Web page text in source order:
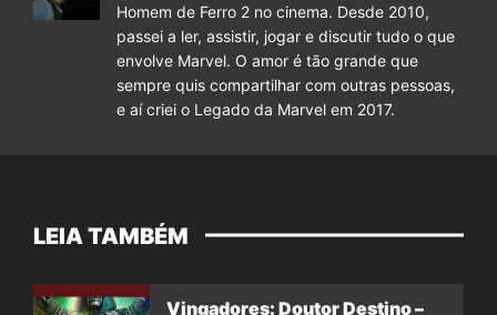
Homem de Ferro 2 no cinema. Desde 2010,
passei a ler, assistir, jogar e discutir tudo o que
envolve Marvel. O amor é tão grande que
sempre quis compartilhar com outras pessoas,
e aí criei o Legado da Marvel em 2017.
LEIA TAMBÉM
Vingadores: Doutor Destino –